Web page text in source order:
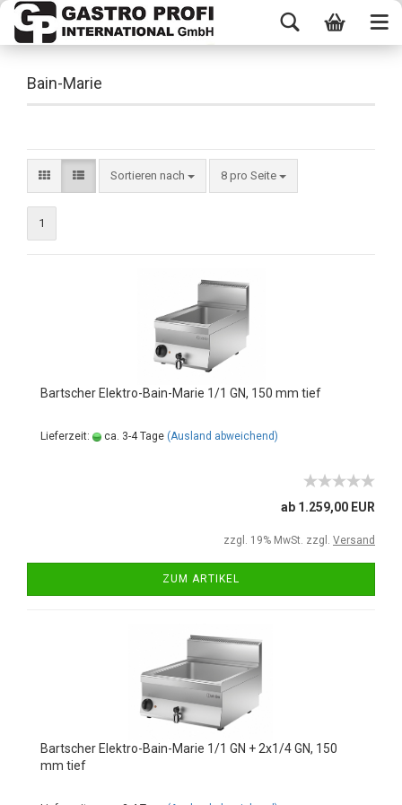
Bain-Marie
Sortieren nach 8 pro Seite
1
Bartscher Elektro-Bain-Marie 1/1 GN, 150 mm tief
Lieferzeit: ca. 3-4 Tage (Ausland abweichend)
ab 1.259,00 EUR
zzgl. 19% MwSt. zzgl. Versand
ZUM ARTIKEL
Bartscher Elektro-Bain-Marie 1/1 GN + 2x1/4 GN, 150
mm tief